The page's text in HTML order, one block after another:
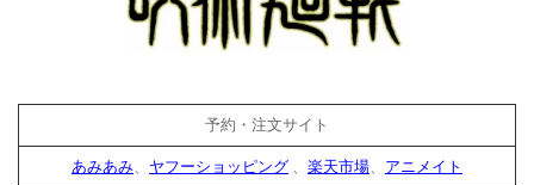
予約・注文サイト
あみあみ、 ヤフーショッピング 、 楽天市場、 アニメイト